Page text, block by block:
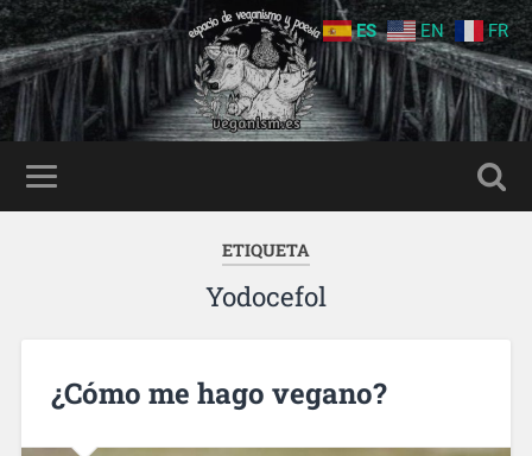
ETIQUETA
Yodocefol
¿Cómo me hago vegano?
ES EN FR